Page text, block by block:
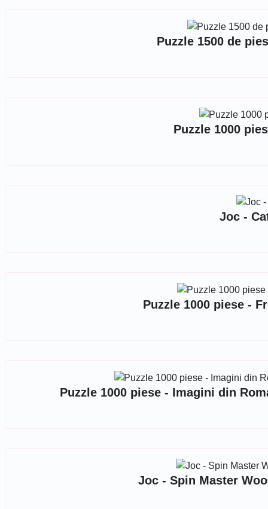
Puzzle 1500 de
Puzzle 1000
Joc -
Puzzle 1000 piese -
Puzzle 1000 piese - Imagini din
Joc - Spin Master